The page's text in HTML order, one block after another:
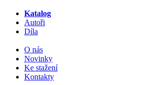
Katalog
Autoři
Díla
O nás
Novinky
Ke stažení
Kontakty